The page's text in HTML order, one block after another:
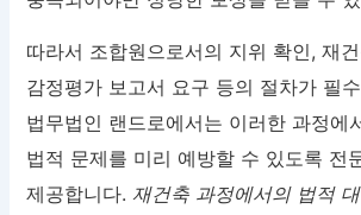
따라서 조합원으로서의 지위 확인, 재
감정평가 보고서 요구 등의 절차가 필
법무법인 랜드로에서는 이러한 과정에
법적 문제를 미리 예방할 수 있도록 전
제공합니다.재건축 과정에서의 법적